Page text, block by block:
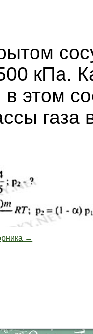
кПа.
в этом
газа
→